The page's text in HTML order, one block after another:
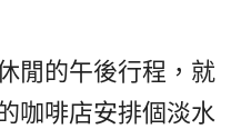
閒的午後行程，就
咖啡店安排個淡水